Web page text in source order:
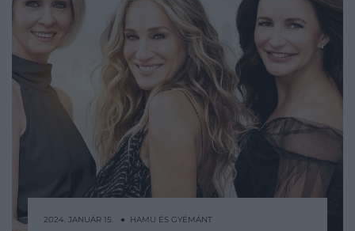
2024. JANUÁR 15. ● HAMU ÉS GYÉMÁNT